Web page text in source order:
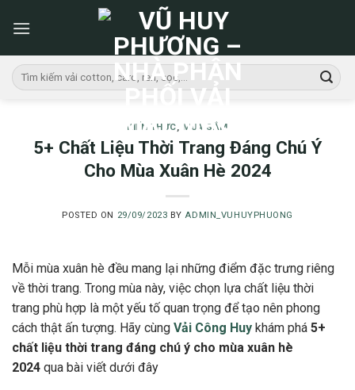
Tìm
kiếm:
KIẾN THỨC, MUA SẮM
5+ Chất Liệu Thời Trang Đáng Chú Ý
Cho Mùa Xuân Hè 2024
POSTED ON 29/09/2023 BY ADMIN_VUHUYPHUONG
Mỗi mùa xuân hè đều mang lại những điểm đặc trưng riêng
về thời trang. Trong mùa này, việc chọn lựa chất liệu thời
trang phù hợp là một yếu tố quan trọng để tạo nên phong
cách thật ấn tượng. Hãy cùng Vải Công Huy khám phá 5+
chất liệu thời trang đáng chú ý cho mùa xuân hè
2024 qua bài viết dưới đây